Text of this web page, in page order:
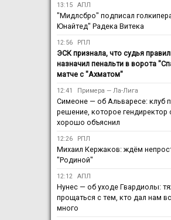
13:15 АПЛ
"Мидлсбро" подписал
Юнайтед" Радека Витека
12:56 РПЛ
ЭСК признала, что судья
назначил пенальти в ворота
матче с "Ахматом"
12:41 Примера — Ла-Лига
Симеоне — об Альваресе: клуб
решение, которое гендиректор
хорошо объяснил
12:26 РПЛ
Михаил Кержаков: ждём
"Родиной"
12:12 АПЛ
Нунес — об уходе Гвардиолы:
прощаться с тем, кто дал нам
много